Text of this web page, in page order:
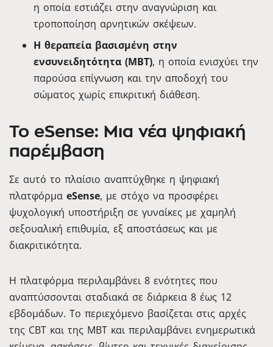
η οποία εστιάζει στην αναγνώριση και
τροποποίηση αρνητικών σκέψεων.
Η θεραπεία βασισμένη στην
ενσυνειδητότητα (MBT), η οποία ενισχύει την
παρούσα επίγνωση και την αποδοχή του
σώματος χωρίς επικριτική διάθεση.
Το eSense: Μια νέα ψηφιακή
παρέμβαση
Σε αυτό το πλαίσιο αναπτύχθηκε η ψηφιακή
πλατφόρμα eSense, με στόχο να προσφέρει
ψυχολογική υποστήριξη σε γυναίκες με χαμηλή
σεξουαλική επιθυμία, εξ αποστάσεως και με
διακριτικότητα.
Η πλατφόρμα περιλαμβάνει 8 ενότητες που
αναπτύσσονται σταδιακά σε διάρκεια 8 έως 12
εβδομάδων. Το περιεχόμενο βασίζεται στις αρχές
της CBT και της MBT και περιλαμβάνει ενημερωτικά